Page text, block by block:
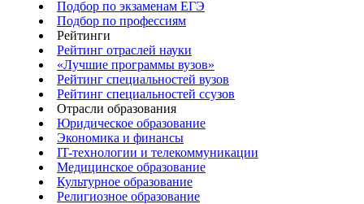
Подбор по экзаменам ЕГЭ
Подбор по профессиям
Рейтинги
Рейтинг отраслей науки
«Лучшие программы вузов»
Рейтинг специальностей вузов
Рейтинг специальностей ссузов
Отрасли образования
Юридическое образование
Экономика и финансы
IT-технологии и телекоммуникации
Медицинское образование
Культурное образование
Религиозное образование